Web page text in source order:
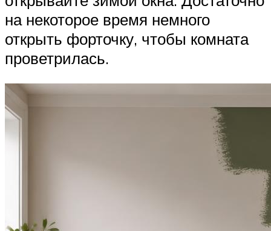
на некоторое время немного
открыть форточку, чтобы комната
проветрилась.